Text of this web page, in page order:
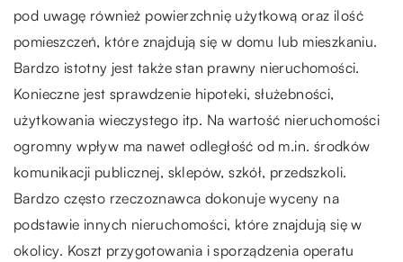
pod uwagę również powierzchnię użytkową oraz ilość
pomieszczeń, które znajdują się w domu lub mieszkaniu.
Bardzo istotny jest także stan prawny nieruchomości.
Konieczne jest sprawdzenie hipoteki, służebności,
użytkowania wieczystego itp. Na wartość nieruchomości
ogromny wpływ ma nawet odległość od m.in. środków
komunikacji publicznej, sklepów, szkół, przedszkoli.
Bardzo często rzeczoznawca dokonuje wyceny na
podstawie innych nieruchomości, które znajdują się w
okolicy. Koszt przygotowania i sporządzenia operatu